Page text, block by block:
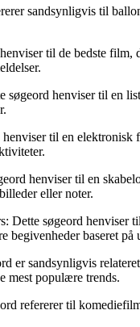
sandsynligvis til
til de bedste
søgeord henviser til en
henviser til en
henviser til en
eller noter.
Dette søgeord
begivenheder baseret på
er sandsynligvis
mest populære trends.
refererer til